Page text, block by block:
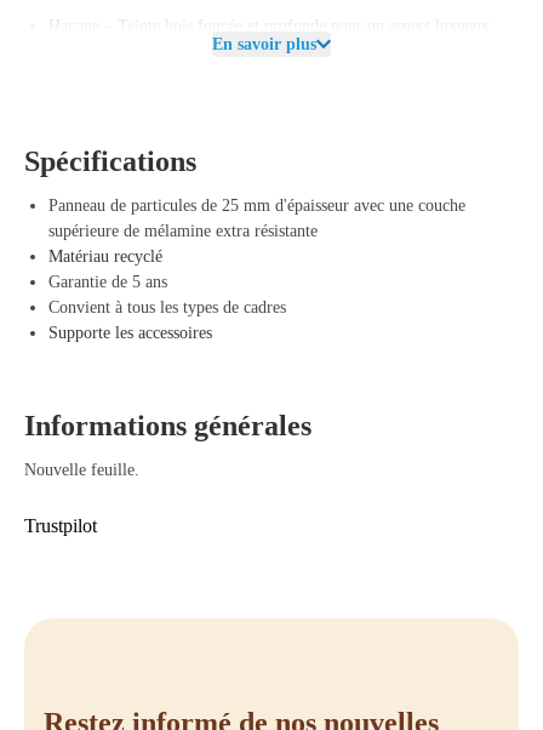
Havane
– Teinte bois foncée et profonde pour un aspect luxueux
– Teinte bois classique et polyvalente
moderne
Pourquoi choisir notre plateau de bureau
indépendant
Grand espace de travail – Idéal pour la maison ou le bureau
Options de couleurs variées – Choisissez une couleur qui convient à
votre intérieur
Durable et solide – Résiste à une utilisation quotidienne intensive
En savoir plus
Spécifications
Panneau de particules de 25 mm d'épaisseur avec une couche
supérieure de mélamine extra résistante
Matériau recyclé
Garantie de 5 ans
Convient à tous les types de cadres
Supporte les accessoires
Informations générales
Nouvelle feuille.
Trustpilot
Restez informé de nos nouvelles